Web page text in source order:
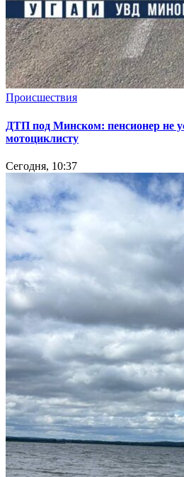
Происшествия
ДТП под Минском: пенсионер не
мотоциклисту
Сегодня, 10:37